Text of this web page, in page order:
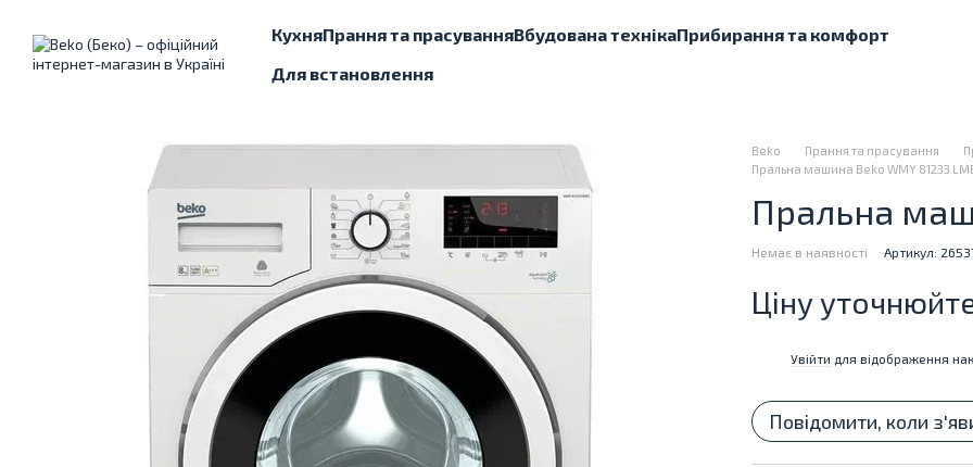
КухняПрання та прасуванняВбудована технікаПрибирання та комфорт
Для встановлення
Beko Прання та прасування
Пральна машина Beko WMY 81233
Пральна
Немає в наявності Артикул:
Ціну
Увійти для відображення
Повідомити, коли